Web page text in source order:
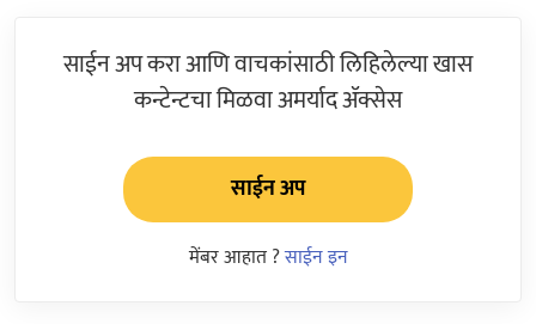
साईन अप करा आणि वाचकांसाठी लिहिलेल्या खास
कन्टेन्टचा मिळवा अमर्याद ॲक्सेस
साईन अप
मेंबर आहात ?साईन इन